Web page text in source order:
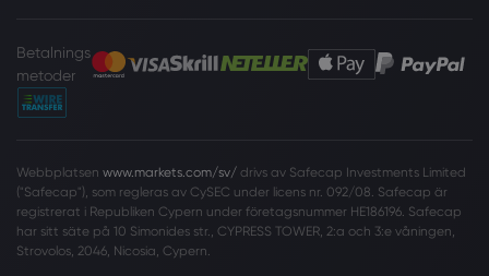
Betalnings
metoder
Webbplatsen www.markets.com/sv/ drivs av Safecap Investments Limited
("Safecap"), som regleras av CySEC under licens nr. 092/08. Safecap är
registrerat i Republiken Cypern under företagsnummer HE186196. Safecap
har sitt säte på 10 Simonides str., CYPRESS TOWER, 2:a och 3:e våningen,
Strovolos, 2046, Nicosia, Cypern.